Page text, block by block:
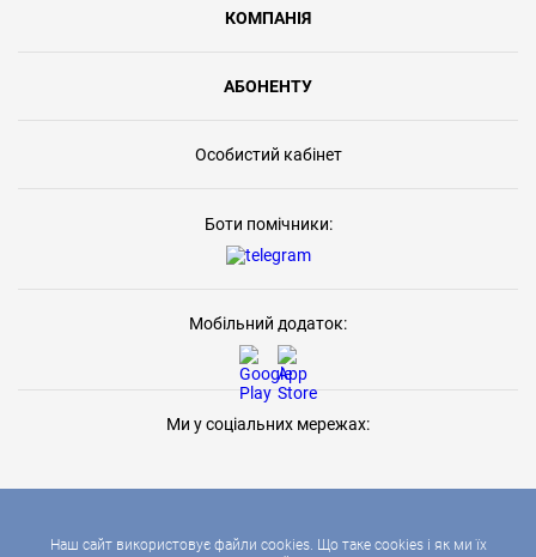
Наш сайт використовує файли cookies. Що таке cookies і як ми їх
КОМПАНІЯ
АБОНЕНТУ
Особистий кабінет
Боти помічники:
Мобільний додаток:
Ми у соціальних мережах: